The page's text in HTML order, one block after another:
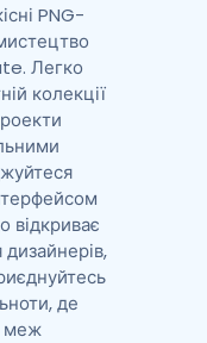
PNG-
Легко
колекції
відкриває
де
меж